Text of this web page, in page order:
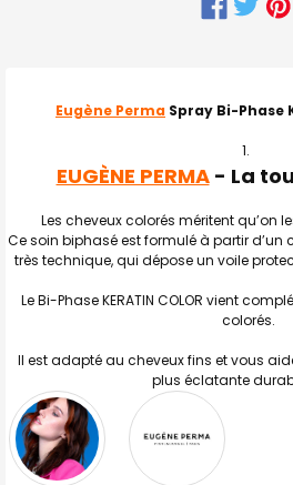
ENSEMBLE
TOUT
J'AJOUTE
LA
SÉLECTION
Eugène Perma Spray Bi-Phase
EUGÈNE PERMA- La
Les cheveux colorés méritent qu’on
Ce soin biphasé est formulé à partir
très technique, qui dépose un voile
Le Bi-Phase KERATIN COLOR vient
colorés.
Il est adapté au cheveux fins et vous
plus éclatante